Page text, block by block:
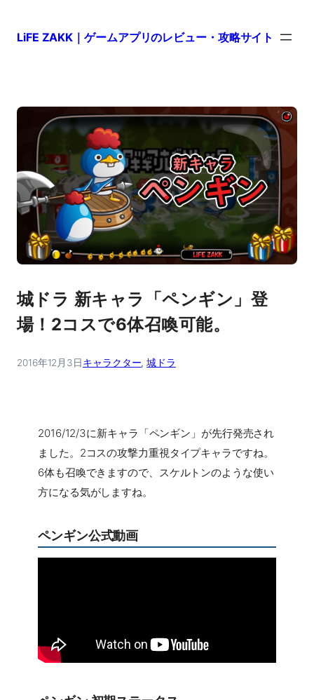
LiFE ZAKK｜ゲームアプリのレビュー・攻略サイト
城ドラ 新キャラ「ペンギン」登
場！2コスで6体召喚可能。
2016年12月3日キャラクター, 城ドラ
2016/12/3に新キャラ「ペンギン」が先行発売され
ました。2コスの攻撃力重視タイプキャラですね。
6体も召喚できますので、スケルトンのような使い
方になる気がしますね。
ペンギン公式動画